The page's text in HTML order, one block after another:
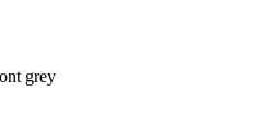
grey